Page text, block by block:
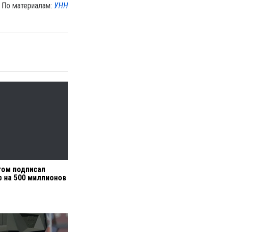
По материалам: УНН
подписал
на 500 миллионов